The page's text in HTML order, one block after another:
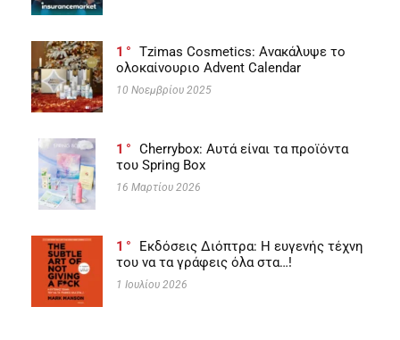
1
Tzimas Cosmetics: Ανακάλυψε το
ολοκαίνουριο Advent Calendar
10 Νοεμβρίου 2025
1
Cherrybox: Αυτά είναι τα προϊόντα
του Spring Box
16 Μαρτίου 2026
1
Εκδόσεις Διόπτρα: Η ευγενής τέχνη
του να τα γράφεις όλα στα…!
1 Ιουλίου 2026